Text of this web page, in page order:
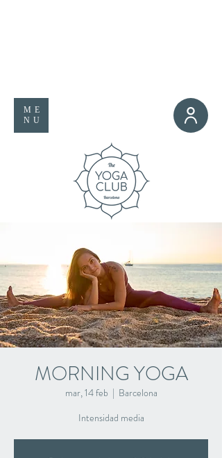
ME
NU
MORNING YOGA
mar, 14 feb
  |
Barcelona
Intensidad media